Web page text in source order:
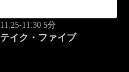
11:25-11:30 5分
テイク・ファイブ